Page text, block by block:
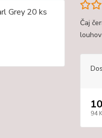
Čaj
94